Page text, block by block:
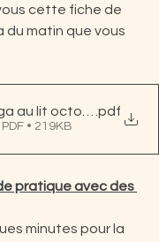
cette fiche de
du matin que vous
au lit octobre 2023
.pdf
• 219KB
pratique avec des
minutes pour la